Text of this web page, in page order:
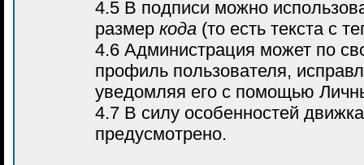
4.5 В подписи можно
размер кода (то есть текста с
4.6 Администрация может по
профиль пользователя,
уведомляя его с помощью
4.7 В силу особенностей
предусмотрено.